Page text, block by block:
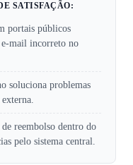
SATISFAÇÃO:
portais públicos
incorreto no
soluciona problemas
externa.
reembolso dentro do
pelo sistema central.